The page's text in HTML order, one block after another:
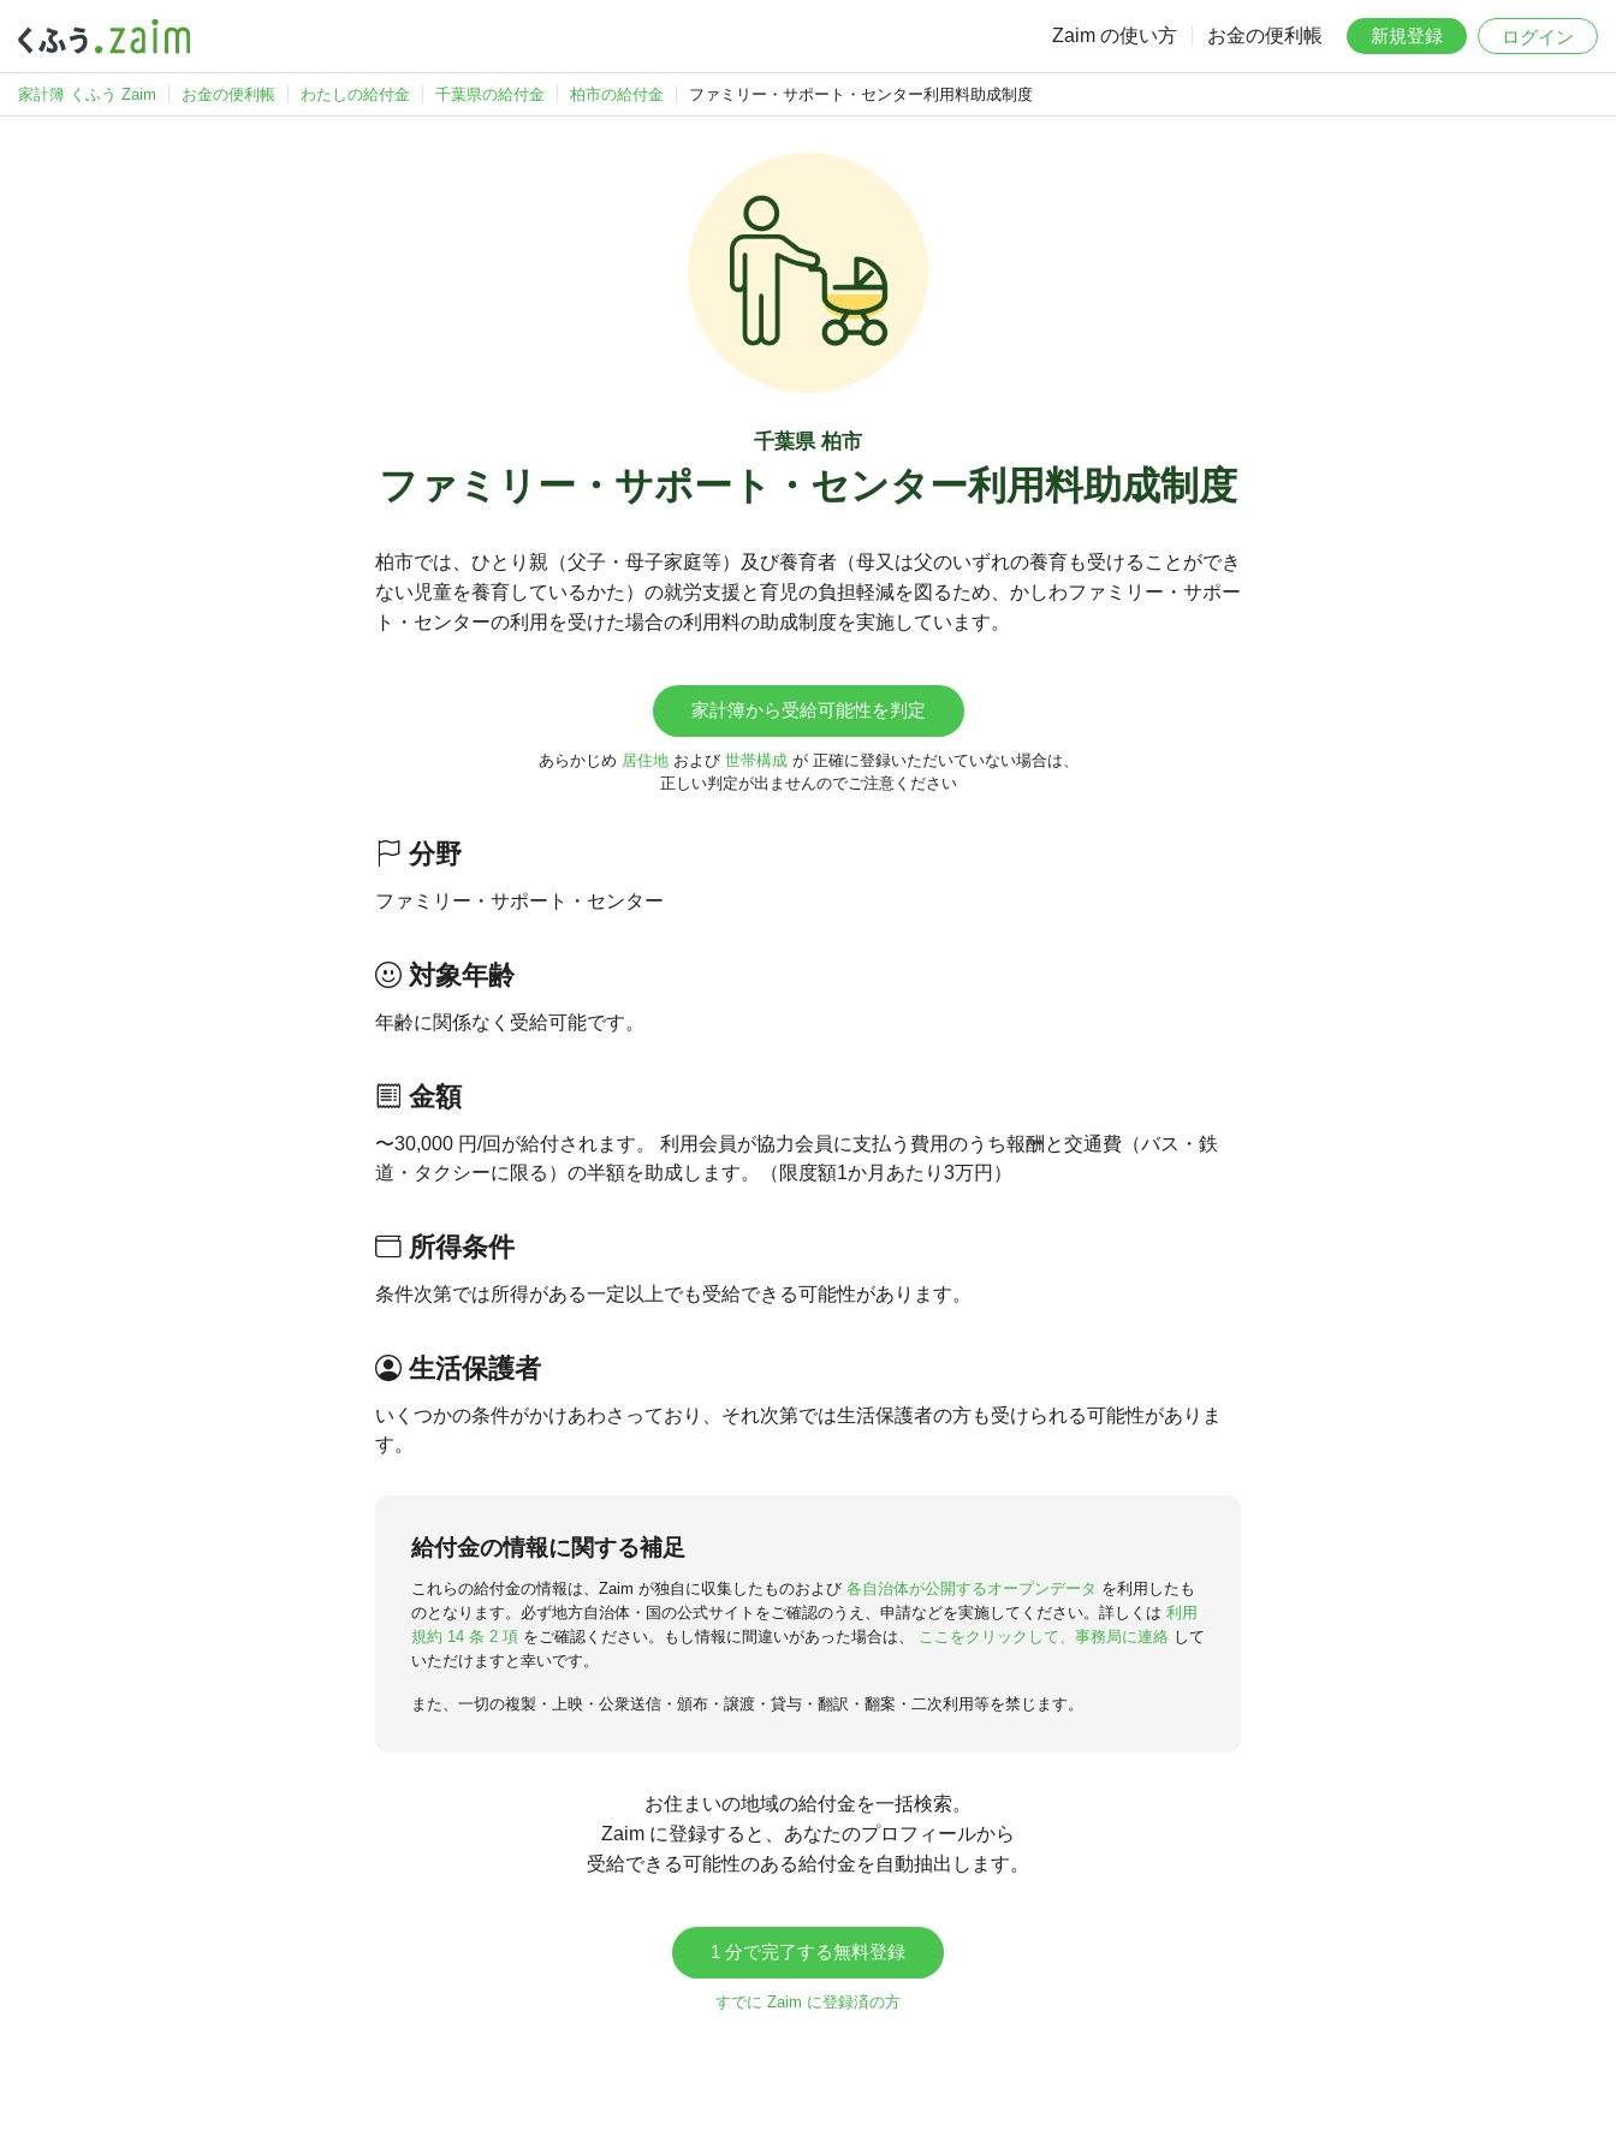
Zaim の使い方 お金の便利帳 新規登録 ログイン
家計簿 くふう Zaim お金の便利帳 わたしの給付金 千葉県の給付金 柏市の給付金 ファミリー・サポート・センター利用料助成制度
千葉県 柏市
ファミリー・サポート・センター利用料助成制度
柏市では、ひとり親（父子・母子家庭等）及び養育者（母又は父のいずれの養育も受けることができ
ない児童を養育しているかた）の就労支援と育児の負担軽減を図るため、かしわファミリー・サポー
ト・センターの利用を受けた場合の利用料の助成制度を実施しています。
家計簿から受給可能性を判定
あらかじめ 居住地および 世帯構成が 正確に登録いただいていない場合は、
正しい判定が出ませんのでご注意ください
分野
ファミリー・サポート・センター
対象年齢
年齢に関係なく受給可能です。
金額
〜30,000 円/回が給付されます。 利用会員が協力会員に支払う費用のうち報酬と交通費（バス・鉄
道・タクシーに限る）の半額を助成します。（限度額1か月あたり3万円）
所得条件
条件次第では所得がある一定以上でも受給できる可能性があります。
生活保護者
いくつかの条件がかけあわさっており、それ次第では生活保護者の方も受けられる可能性がありま
す。
給付金の情報に関する補足
これらの給付金の情報は、Zaim が独自に収集したものおよび 各自治体が公開するオープンデータ を利用したも
のとなります。必ず地方自治体・国の公式サイトをご確認のうえ、申請などを実施してください。詳しくは 利用
規約 14 条 2 項 をご確認ください。もし情報に間違いがあった場合は、 ここをクリックして、事務局に連絡 して
いただけますと幸いです。
また、一切の複製・上映・公衆送信・頒布・譲渡・貸与・翻訳・翻案・二次利用等を禁じます。
お住まいの地域の給付金を一括検索。
Zaim に登録すると、あなたのプロフィールから
受給できる可能性のある給付金を自動抽出します。
1 分で完了する無料登録
すでに Zaim に登録済の方